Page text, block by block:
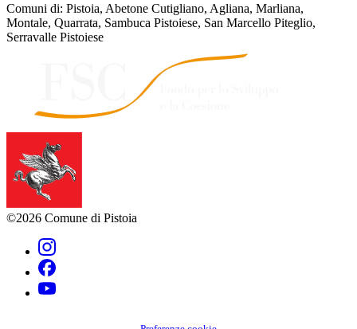
Comuni di: Pistoia, Abetone Cutigliano, Agliana, Marliana,
Montale, Quarrata, Sambuca Pistoiese, San Marcello Piteglio,
Serravalle Pistoiese
©2026 Comune di Pistoia